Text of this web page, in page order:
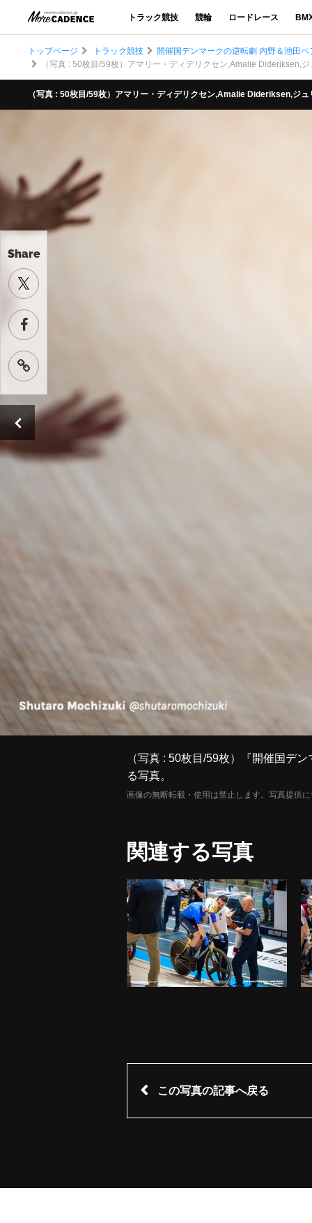
トラック競技 競輪 ロードレース
Share
トップページ トラック競技
開催国デンマークの逆転劇 内野＆池田
（写真 : 50枚目/59枚）アマリー・ディデリクセン,Amalie
（写真 : 50枚目/59枚）アマリー・ディデリクセン,Amalie Dideriksen,ジ
（写真 : 50枚目/59枚）『開催国デ
る写真。
画像の無断転載・使用は禁止します。写真提供
関連する写真
この写真の記事へ戻る